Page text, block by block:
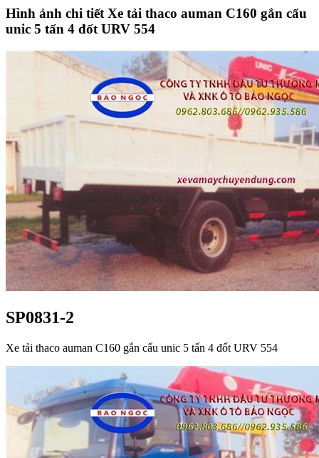
Hình ảnh chi tiết Xe tải thaco auman C160 gắn cẩu
unic 5 tấn 4 đốt URV 554
SP0831-2
Xe tải thaco auman C160 gắn cẩu unic 5 tấn 4 đốt URV 554